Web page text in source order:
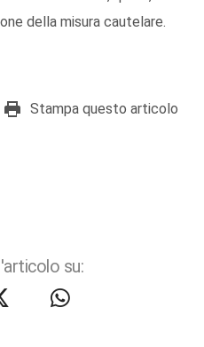
della misura cautelare.
Stampa questo articolo
su: